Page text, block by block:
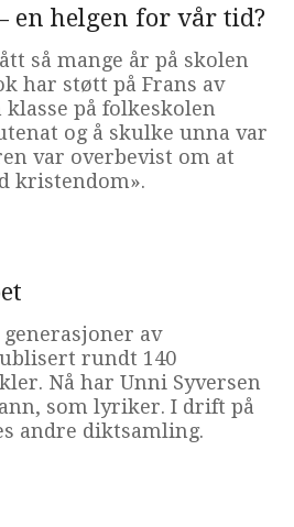
en helgen for vår tid?
så mange år på skolen
har støtt på Frans av
på folkeskolen
og å skulke unna var
var overbevist om at
kristendom».
av
rundt 140
Nå har Unni Syversen
som lyriker. I drift på
andre diktsamling.